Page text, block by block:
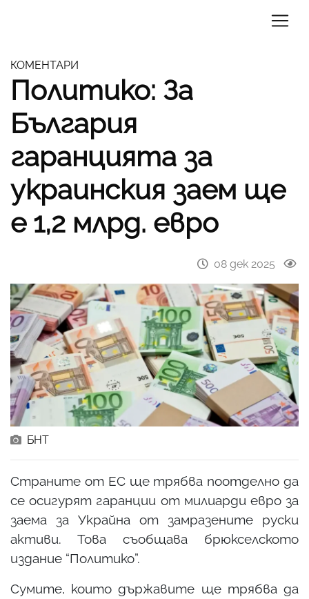
КОМЕНТАРИ
Политико: За
България
гаранцията за
украинския заем ще
е 1,2 млрд. евро
08 дек 2025
БНТ
Страните от ЕС ще трябва поотделно да
се осигурят гаранции от милиарди евро за
заема за Украйна от замразените руски
активи. Това съобщава брюкселското
издание “Политико”.
Сумите, които държавите ще трябва да